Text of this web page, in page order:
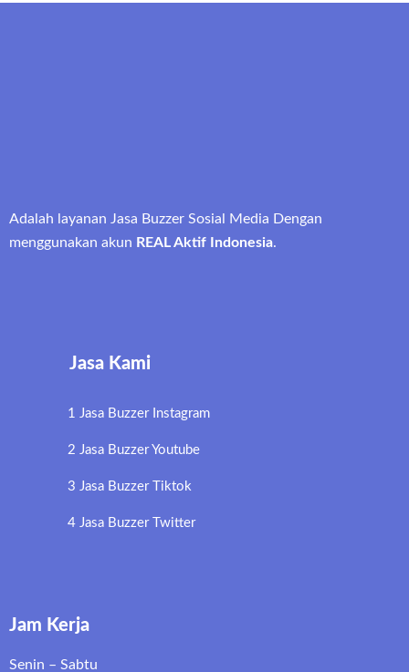
Adalah layanan Jasa Buzzer Sosial Media Dengan
menggunakan akun REAL Aktif Indonesia.
Jasa Kami
1 Jasa Buzzer Instagram
2 Jasa Buzzer Youtube
3 Jasa Buzzer Tiktok
4 Jasa Buzzer Twitter
Jam Kerja
Senin – Sabtu